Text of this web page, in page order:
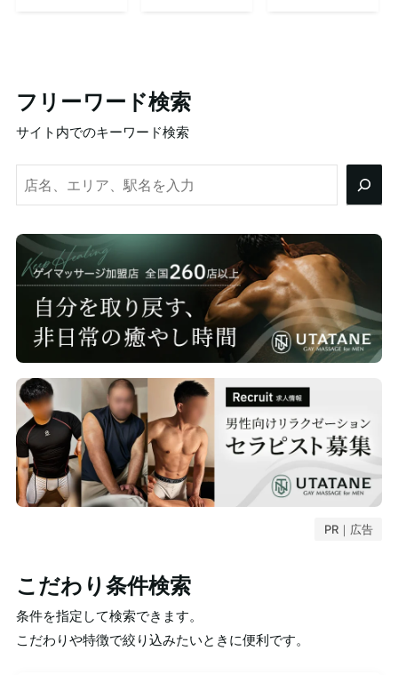
フリーワード検索
サイト内でのキーワード検索
検
索
PR｜広告
こだわり条件検索
条件を指定して検索できます。
こだわりや特徴で絞り込みたいときに便利です。